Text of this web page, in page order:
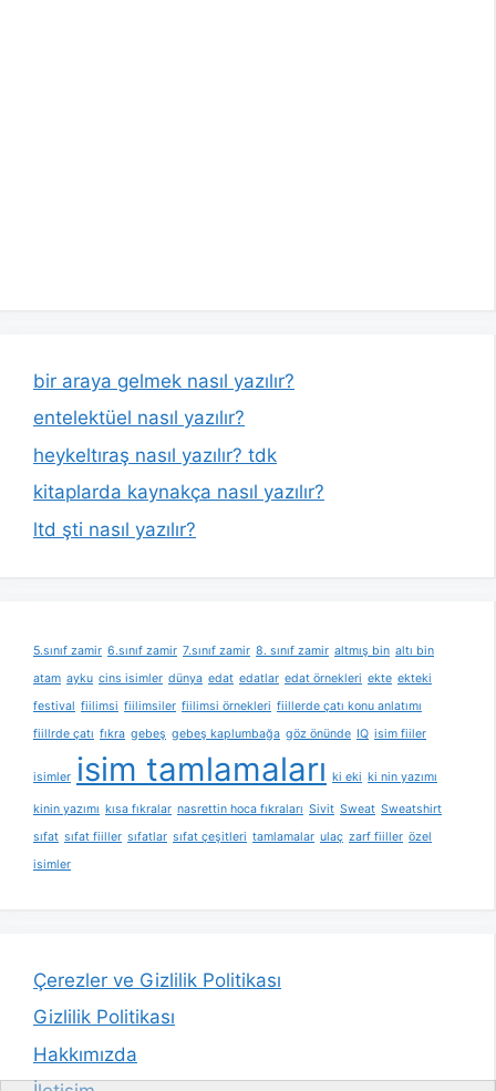
bir araya gelmek nasıl yazılır?
entelektüel nasıl yazılır?
heykeltıraş nasıl yazılır? tdk
kitaplarda kaynakça nasıl yazılır?
ltd şti nasıl yazılır?
5.sınıf zamir 6.sınıf zamir 7.sınıf zamir 8. sınıf zamir altmış bin altı bin
atam ayku cins isimler dünya edat edatlar edat örnekleri ekte ekteki
festival fiilimsi fiilimsiler fiilimsi örnekleri fiillerde çatı konu anlatımı
fiillrde çatı fıkra gebeş gebeş kaplumbağa göz önünde IQ isim fiiler
isimler isim tamlamaları ki eki ki nin yazımı
kinin yazımı kısa fıkralar nasrettin hoca fıkraları Sivit Sweat Sweatshirt
sıfat sıfat fiiller sıfatlar sıfat çeşitleri tamlamalar ulaç zarf fiiller özel
isimler
Çerezler ve Gizlilik Politikası
Gizlilik Politikası
Hakkımızda